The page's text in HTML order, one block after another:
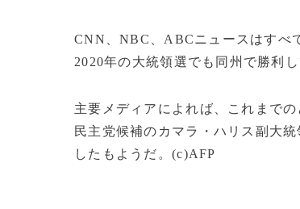
CNN、NBC、ABCニュースはすべ
2020年の大統領選でも同州で勝利し
主要メディアによれば、これまで
民主党候補のカマラ・ハリス副大
したもようだ。(c)AFP